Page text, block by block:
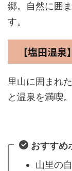
郷。自然に囲
す。
【塩田温
里山に囲まれ
と温泉を満喫。
おすすめ
山里の